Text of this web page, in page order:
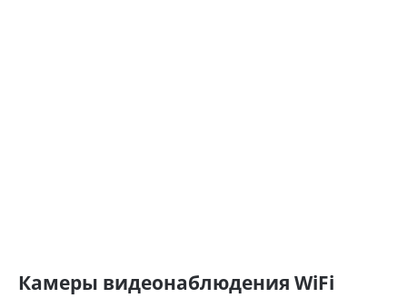
Камеры видеонаблюдения WiFi